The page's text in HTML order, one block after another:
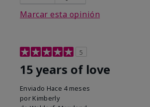
Marcar esta opinión
5
15 years of love
Enviado Hace 4 meses
por Kimberly